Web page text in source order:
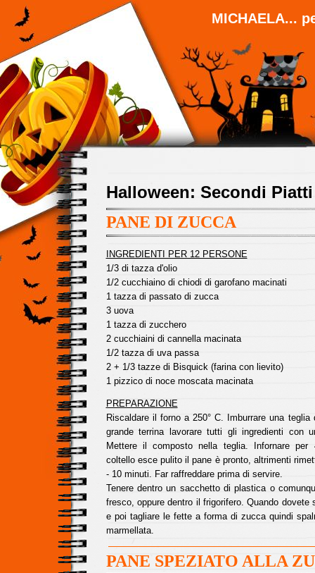
MICHAELA...
Halloween: Secondi
PANE DI ZUCCA
INGREDIENTI PER 12 PERSONE
1/3 di tazza d'olio
1/2 cucchiaino di chiodi di garofano macinati
1 tazza di passato di zucca
3 uova
1 tazza di zucchero
2 cucchiaini di cannella macinata
1/2 tazza di uva passa
2 + 1/3 tazze di Bisquick (farina con lievito)
1 pizzico di noce moscata macinata
PREPARAZIONE
Riscaldare il forno a 250° C. Imburrare una
grande terrina lavorare tutti gli ingredienti con
Mettere il composto nella teglia. Infornare
coltello esce pulito il pane è pronto, altrimenti
- 10 minuti. Far raffreddare prima di servire.
Tenere dentro un sacchetto di plastica o
fresco, oppure dentro il frigorifero. Quando dovete
e poi tagliare le fette a forma di zucca quindi
marmellata.
PANE SPEZIATO ALLA